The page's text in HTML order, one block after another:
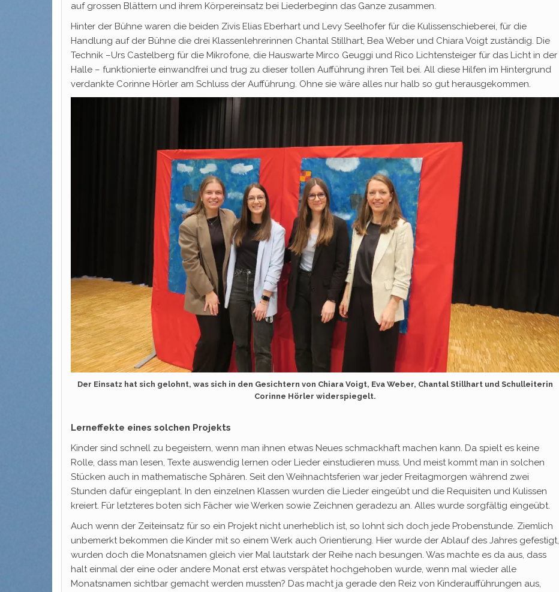
auf grossen Blättern und ihrem Körpereinsatz bei Liederbeginn das Ganze zusammen.
Hinter der Bühne waren die beiden Zivis Elias Eberhart und Levy Seelhofer für die Kulissenschieberei, für die
Handlung auf der Bühne die drei Klassenlehrerinnen Chantal Stillhart, Bea Weber und Chiara Voigt zuständig. Die
Technik –Urs Castelberg für die Mikrofone, die Hauswarte Mirco Geuggi und Rico Lichtensteiger für das Licht in der
Halle – funktionierte einwandfrei und trug zu dieser tollen Aufführung ihren Teil bei. All diese Hilfen im Hintergrund
verdankte Corinne Hörler am Schluss der Aufführung. Ohne sie wäre alles nur halb so gut herausgekommen.
Der Einsatz hat sich gelohnt, was sich in den Gesichtern von Chiara Voigt, Eva Weber, Chantal Stillhart und Schulleiterin
Corinne Hörler widerspiegelt.
Lerneffekte eines solchen Projekts
Kinder sind schnell zu begeistern, wenn man ihnen etwas Neues schmackhaft machen kann. Da spielt es keine
Rolle, dass man lesen, Texte auswendig lernen oder Lieder einstudieren muss. Und meist kommt man in solchen
Stücken auch in mathematische Sphären. Seit den Weihnachtsferien war jeder Freitagmorgen während zwei
Stunden dafür eingeplant. In den einzelnen Klassen wurden die Lieder eingeübt und die Requisiten und Kulissen
kreiert. Für letzteres boten sich Fächer wie Werken sowie Zeichnen geradezu an. Alles wurde sorgfältig eingeübt.
Auch wenn der Zeiteinsatz für so ein Projekt nicht unerheblich ist, so lohnt sich doch jede Probenstunde. Ziemlich
unbemerkt bekommen die Kinder mit so einem Werk auch Orientierung. Hier wurde der Ablauf des Jahres gefestigt,
wurden doch die Monatsnamen gleich vier Mal lautstark der Reihe nach besungen. Was machte es da aus, dass
halt einmal der eine oder andere Monat erst etwas verspätet hochgehoben wurde, wenn mal wieder alle
Monatsnamen sichtbar gemacht werden mussten? Das macht ja gerade den Reiz von Kinderaufführungen aus,